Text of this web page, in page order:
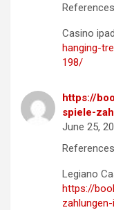
Casino ipad
hanging-
198/
https://
spiele-
June 25,
Legiano
https://